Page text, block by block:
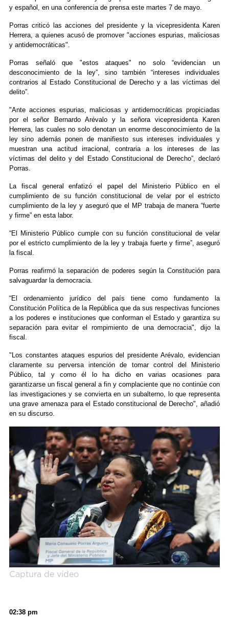
y español, en una conferencia de prensa este martes 7 de mayo.
Porras criticó las acciones del presidente y la vicepresidenta Karen
Herrera, a quienes acusó de promover "acciones espurias, maliciosas
y antidemocráticas".
Porras señaló que "estos ataques" no solo “evidencian un
desconocimiento de la ley”, sino también “intereses individuales
contrarios al Estado Constitucional de Derecho y a las víctimas del
delito”.
"Ante acciones espurias, maliciosas y antidemocráticas propiciadas
por el señor Bernardo Arévalo y la señora vicepresidenta Karen
Herrera, las cuales no solo denotan un enorme desconocimiento de la
ley sino además ponen de manifiesto sus intereses individuales y
muestran una actitud irracional, contraria a los intereses de las
víctimas del delito y del Estado Constitucional de Derecho”, declaró
Porras.
La fiscal general enfatizó el papel del Ministerio Público en el
cumplimiento de su función constitucional de velar por el estricto
cumplimiento de la ley y aseguró que el MP trabaja de manera “fuerte
y firme” en esta labor.
“El Ministerio Público cumple con su función constitucional de velar
por el estricto cumplimiento de la ley y trabaja fuerte y firme”, aseguró
la fiscal.
Porras reafirmó la separación de poderes según la Constitución para
salvaguardar la democracia.
“El ordenamiento jurídico del país tiene como fundamento la
Constitución Política de la República que da sus respectivas funciones
a los poderes e instituciones que conforman el Estado y garantiza su
separación para evitar el rompimiento de una democracia", dijo la
fiscal.
"Los constantes ataques espurios del presidente Arévalo, evidencian
claramente su perversa intención de tomar control del Ministerio
Público, tal y como él lo ha dicho en varias ocasiones para
garantizarse un fiscal general a fin y complaciente que no continúe con
las investigaciones y se convierta en un subalterno, lo que representa
una grave amenaza para el Estado constitucional de Derecho", añadió
en su discurso.
Captura de vídeo
02:38 pm